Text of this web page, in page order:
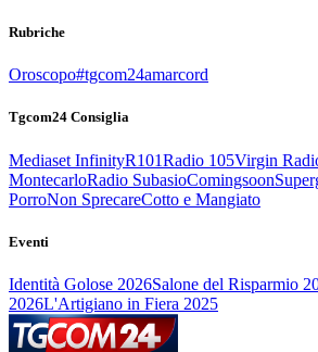
Rubriche
Oroscopo#tgcom24amarcord
Tgcom24 Consiglia
Mediaset InfinityR101Radio 105Virgin
MontecarloRadio SubasioComingsoon
PorroNon SprecareCotto e Mangiato
Eventi
Identità Golose 2026Salone del Risparmio
2026L'Artigiano in Fiera 2025